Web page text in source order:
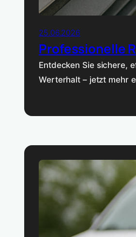
25.06.2026
Professionelle
Entdecken Sie sichere,
Werterhalt – jetzt mehr